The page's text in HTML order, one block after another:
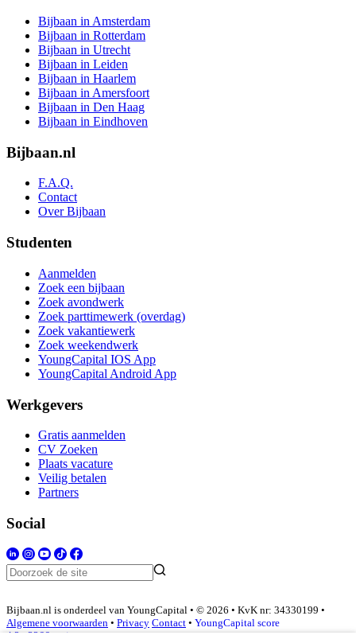
Bijbaan in Amsterdam
Bijbaan in Rotterdam
Bijbaan in Utrecht
Bijbaan in Leiden
Bijbaan in Haarlem
Bijbaan in Amersfoort
Bijbaan in Den Haag
Bijbaan in Eindhoven
Bijbaan.nl
F.A.Q.
Contact
Over Bijbaan
Studenten
Aanmelden
Zoek een bijbaan
Zoek avondwerk
Zoek parttimewerk (overdag)
Zoek vakantiewerk
Zoek weekendwerk
YoungCapital IOS App
YoungCapital Android App
Werkgevers
Gratis aanmelden
CV Zoeken
Plaats vacature
Veilig betalen
Partners
Social
Bijbaan.nl is onderdeel van YoungCapital • © 2026 • KvK nr: 34330199 •
Algemene voorwaarden • Privacy Contact • YoungCapital score
4.3 - 3366 reviews